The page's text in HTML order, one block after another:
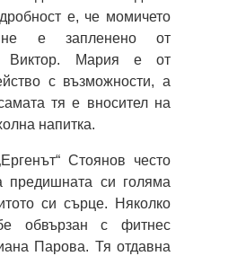
е, че момичето
не е запленено от
Виктор. Мария е от
с възможности, а
тя е вносител на
напитка.
Стоянов често
предишната си голяма
си сърце. Няколко
обвързан с фитнес
Парова. Тя отдавна